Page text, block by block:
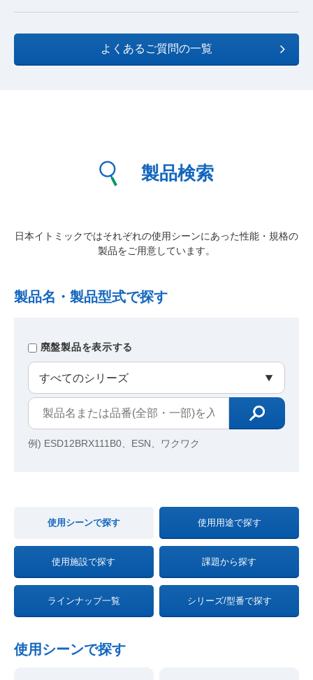
よくあるご質問の一覧
製品検索
日本イトミックではそれぞれの使用シーンにあった性能・規格の
製品をご用意しています。
製品名・製品型式で探す
廃盤製品を表示する
例) ESD12BRX111B0、ESN、ワクワク
使用シーンで探す 使用用途で探す
使用施設で探す 課題から探す
ラインナップ一覧 シリーズ/型番で探す
使用シーンで探す